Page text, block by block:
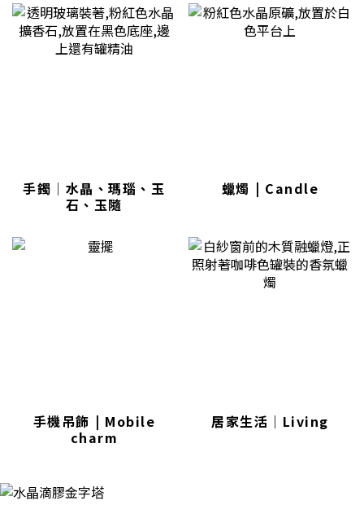
手鐲│水晶、瑪瑙、玉
石、玉隨
蠟燭 | Candle
手機吊飾 | Mobile
charm
居家生活｜Living